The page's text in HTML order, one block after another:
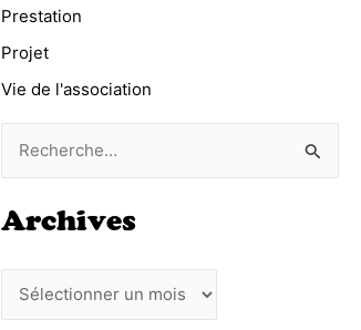
Prestation
Projet
Vie de l'association
h
e
Archives
r